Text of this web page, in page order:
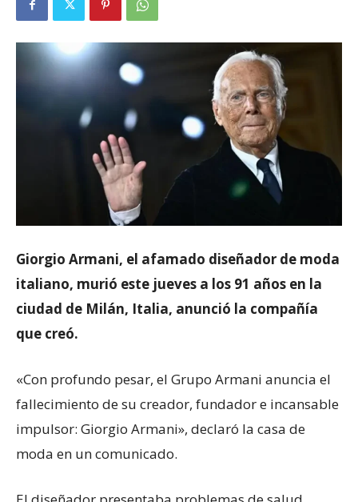
Giorgio Armani, el afamado diseñador de moda
italiano, murió este jueves a los 91 años en la
ciudad de Milán, Italia, anunció la compañía
que creó.
«Con profundo pesar, el Grupo Armani anuncia el
fallecimiento de su creador, fundador e incansable
impulsor: Giorgio Armani», declaró la casa de
moda en un comunicado.